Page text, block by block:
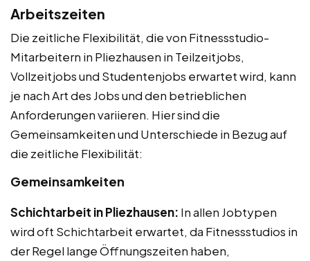
Arbeitszeiten
Die zeitliche Flexibilität, die von Fitnessstudio-
Mitarbeitern in Pliezhausen in Teilzeitjobs,
Vollzeitjobs und Studentenjobs erwartet wird, kann
je nach Art des Jobs und den betrieblichen
Anforderungen variieren. Hier sind die
Gemeinsamkeiten und Unterschiede in Bezug auf
die zeitliche Flexibilität:
Gemeinsamkeiten
Schichtarbeit in Pliezhausen: In allen Jobtypen
wird oft Schichtarbeit erwartet, da Fitnessstudios in
der Regel lange Öffnungszeiten haben,